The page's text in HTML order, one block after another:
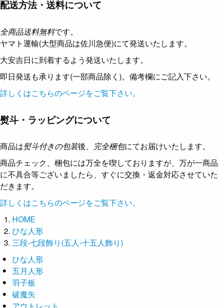
配送方法・送料について
全商品送料無料です。
ヤマト運輸(大型商品は佐川急便)にて発送いたします。
大安吉日に到着するよう発送いたします。
即日発送も承ります(一部商品除く)。備考欄にご記入下さい。
詳しくはこちらのページをご覧下さい。
熨斗・ラッピングについて
商品は熨斗付きの包装後、 完全梱包にてお届けいたします。
商品チェック、梱包には万全を喫しておりますが、万が一商品
に不具合等ございましたら、すぐに交換・返金対応させていた
だきます。
詳しくはこちらのページをご覧下さい。
HOME
ひな人形
三段-七段飾り(五人-十五人飾り)
ひな人形
五月人形
羽子板
破魔矢